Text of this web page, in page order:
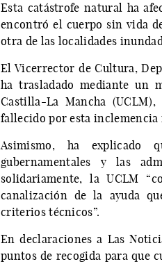
Esta catástrofe natural ha
encontró el cuerpo sin vida
otra de las localidades
El Vicerrector de Cultura,
ha trasladado mediante un
Castilla-La Mancha
fallecido por esta inclemencia
Asimismo, ha explicado
gubernamentales y las
solidariamente, la UCLM
canalización de la ayuda
criterios técnicos”.
En declaraciones a Las
puntos de recogida para que